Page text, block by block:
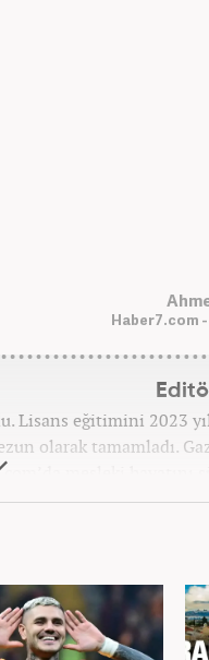
Haber7.com
Lisans eğitimini 2023
olarak tamamladı.
mesleki hayatını